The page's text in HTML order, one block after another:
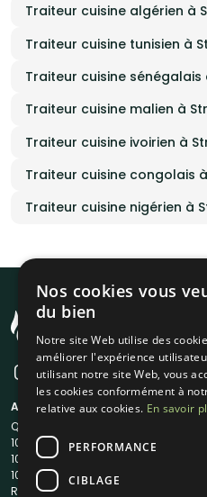
Traiteur cuisine algérien à
Traiteur cuisine tunisien à
Traiteur cuisine
Traiteur cuisine malien à
Traiteur cuisine ivoirien à
Traiteur cuisine congolais
Traiteur cuisine nigérien à
A propos
Qui sommes-nous ?
1001Salles
1001Salles PRO
1001DJ
Reserverunbar
Nos cookies vous
du bien
Notre site Web utilise des
améliorer l'expérience
utilisant notre site Web, vous
les cookies conformément à
relative aux cookies. En savoir
PERFORMANCE
CIBLAGE